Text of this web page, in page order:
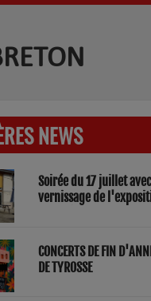
NEWS
Soirée du 17 juillet
vernissage de
CONCERTS DE FIN
DE TYROSSE